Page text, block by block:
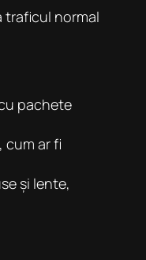
traficul normal
pachete
cum ar fi
și lente,